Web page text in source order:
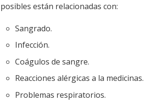
posibles están relacionadas con:
Sangrado.
Infección.
Coágulos de sangre.
Reacciones alérgicas a la medicinas.
Problemas respiratorios.